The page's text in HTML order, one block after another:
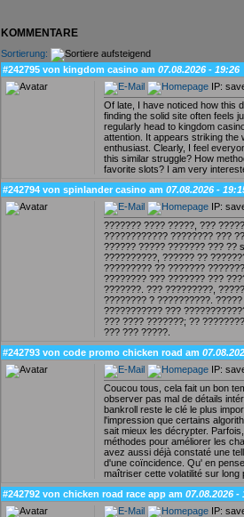
KOMMENTARE
Sortierung:
#242795 von kingdom casino am 07.08.2026 - 19:26
IP:
Of late, I have noticed how this
finding the solid site often feels
regularly head to kingdom
attention. It appears striking
enthusiast. Clearly, I feel
this similar struggle? How
favorite slots? I am very
#242794 von spinlander casino am 07.08.2026 -
IP:
??????? ???? ?????, ???
???????????? ???????? ???
?????? ????? ??????? ??? ??
??????????, ?????? ??
????????? ?? ???????
???????? ??? ??????? ???
???????. ??? ?????????,
???????? ? ??????????.
??????????? ???
??? ???? ???????; ??
??? ??? ?????.
#242793 von code promo chicken road am
IP:
Coucou tous, cela fait un bon
observer pas mal de détails
bankroll reste le clé le plus
l'impression que certains
sait mieux les décrypter.
méthodes pour améliorer les
avez aussi déjà constaté une
d'une coïncidence. Qu' en
maîtriser cette volatilité sur long
#242792 von chicken road race app am 07.08.2026 -
IP: